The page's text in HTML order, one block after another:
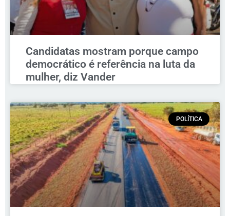
Candidatas mostram porque campo
democrático é referência na luta da
mulher, diz Vander
POLÍTICA